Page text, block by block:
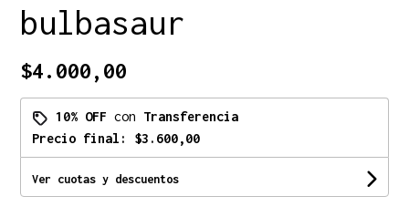
bulbasaur
$4.000,00
10% OFF con Transferencia
Precio final: $3.600,00
Ver cuotas y descuentos